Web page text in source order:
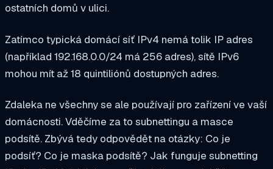
ostatních domů v ulici.
Zatímco typická domácí síť IPv4 nemá tolik IP adres
(například 192.168.0.0/24 má 256 adres), sítě IPv6
mohou mít až 18 quintiliónů dostupných adres.
Zdaleka ne všechny se ale používají pro zařízení ve vaší
domácnosti. Vděčíme za to subnettingu a masce
podsítě. Zbývá tedy odpovědět na otázky: Co je
podsíť? Co je maska podsítě? Jak funguje subnetting